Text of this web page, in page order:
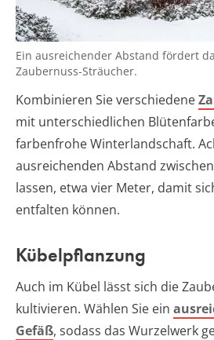
Ein ausreichender Abstand fördert
Zaubernuss-Sträucher.
Kombinieren Sie verschiedene
mit unterschiedlichen
farbenfrohe Winterlandschaft.
ausreichenden Abstand
lassen, etwa vier Meter, damit
entfalten können.
Kübelpflanzung
Auch im Kübel lässt sich die
kultivieren. Wählen Sie ein
Gefäß, sodass das Wurzelwerk